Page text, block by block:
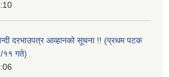
दरभाउपत्र आव्हानको सूचना !! (प्रथम पटक
११ गते)